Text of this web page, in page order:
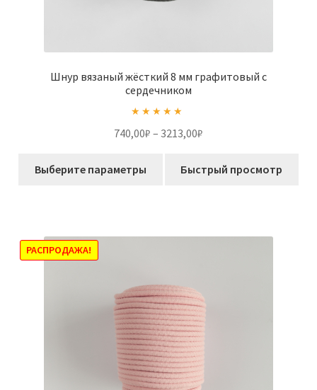
Шнур вязаный жёсткий 8 мм графитовый с
сердечником
740,00₽ – 3213,00₽
740,00₽
Выберите параметры
выбрать
на
странице
товара.
Быстрый просмотр
РАСПРОДАЖА!